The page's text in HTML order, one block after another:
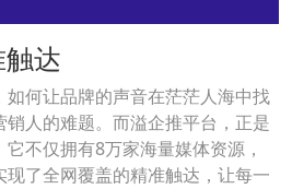
达
何让品牌的声音在茫茫人海中找
人的难题。而溢企推平台，正是
不仅拥有8万家海量媒体资源，
了全网覆盖的精准触达，让每一